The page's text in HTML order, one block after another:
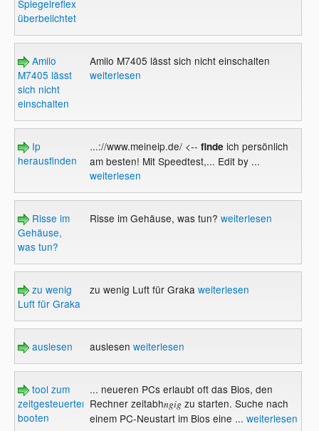
Spiegelreflex
überbelichtet
Amilo
M7405 lässt
sich nicht
einschalten
Amilo M7405 lässt sich nicht einschalten
weiterlesen
Ip
herausfinden
...://www.meineip.de/ <-- finde ich persönlich
am besten! Mit Speedtest,... Edit by ...
weiterlesen
Risse im
Gehäuse,
was tun?
Risse im Gehäuse, was tun? weiterlesen
zu wenig
Luft für Graka
zu wenig Luft für Graka weiterlesen
auslesen auslesen weiterlesen
tool zum
zeitgesteuerten
booten
... neueren PCs erlaubt oft das Bios, den
Rechner zeitabhngigzu starten. Suche nach
einem PC-Neustart im Bios eine ... weiterlesen